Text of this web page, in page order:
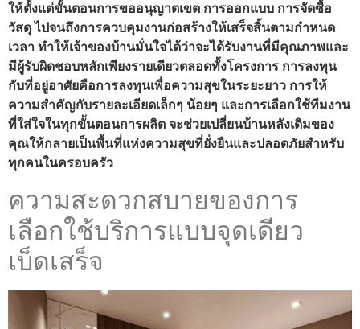
ให้ตั้งแต่ขั้นตอนการขออนุญาตเขต การออกแบบ การจัดซื้อ
วัสดุ ไปจนถึงการควบคุมงานก่อสร้างให้เสร็จสิ้นตามกำหนด
เวลา ทำให้เจ้าของบ้านมั่นใจได้ว่าจะได้รับงานที่มีคุณภาพและ
มีผู้รับผิดชอบหลักเพียงรายเดียวตลอดทั้งโครงการ การลงทุน
กับที่อยู่อาศัยคือการลงทุนเพื่อความสุขในระยะยาว การให้
ความสำคัญกับรายละเอียดเล็กๆ น้อยๆ และการเลือกใช้ทีมงาน
ที่ใส่ใจในทุกขั้นตอนการผลิต จะช่วยเปลี่ยนบ้านหลังเดิมของ
คุณให้กลายเป็นพื้นที่แห่งความสุขที่ยั่งยืนและปลอดภัยสำหรับ
ทุกคนในครอบครัว
ความสะดวกสบายของการ
เลือกใช้บริการแบบจุดเดียว
เบ็ดเสร็จ